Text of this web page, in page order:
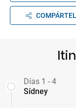
Días 1 - 4
Sídney